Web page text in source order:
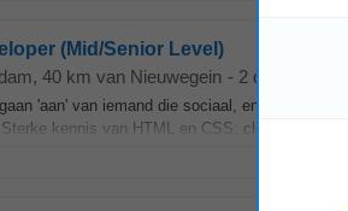
(Mid/Senior Level)
, 40 km van Nieuwegein - 2 dagen
'aan' van iemand die sociaal, enthousiast,
kennis van HTML en CSS: clean,